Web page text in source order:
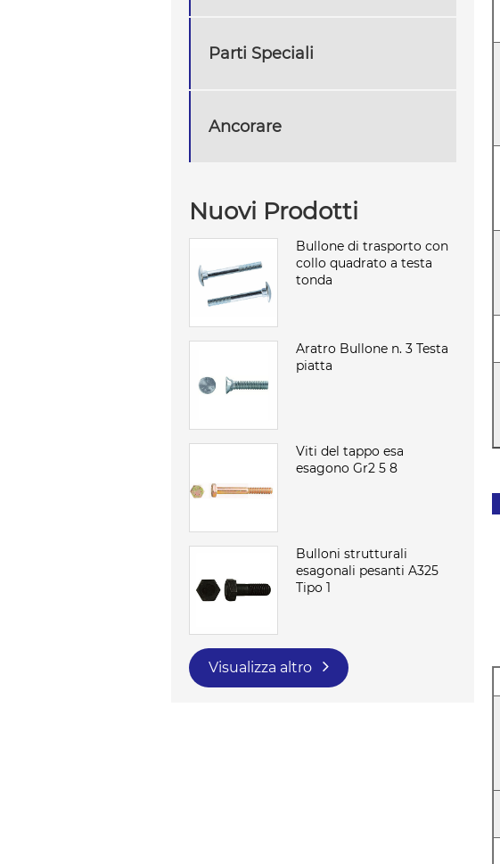
Parti Speciali
Ancorare
Nuovi Prodotti
Bullone di trasporto con
collo quadrato a testa
tonda
Aratro Bullone n. 3 Testa
piatta
Viti del tappo esa
esagono Gr2 5 8
Bulloni strutturali
esagonali pesanti A325
Tipo 1
Visualizza altro